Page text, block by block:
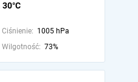
30°C
Ciśnienie: 1005 hPa
Wilgotność: 73%